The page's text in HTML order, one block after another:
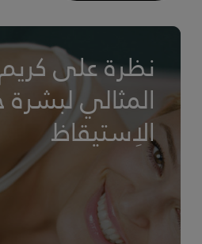
نظرة على كريم
المثالي
الاِستيقاظ